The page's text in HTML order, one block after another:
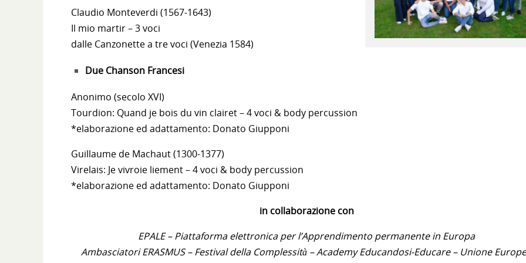
Claudio Monteverdi (1567-1643)
Il mio martir – 3 voci
dalle Canzonette a tre voci (Venezia 1584)
Due Chanson Francesi
Anonimo (secolo XVI)
Tourdion: Quand je bois du vin clairet – 4 voci & body percussion
*elaborazione ed adattamento: Donato Giupponi
Guillaume de Machaut (1300-1377)
Virelais: Je vivroie liement – 4 voci & body percussion
*elaborazione ed adattamento: Donato Giupponi
in collaborazione con
EPALE – Piattaforma elettronica per l’Apprendimento permanente in Europa
Ambasciatori ERASMUS – Festival della Complessità – Academy Educandosi-Educare – Unione